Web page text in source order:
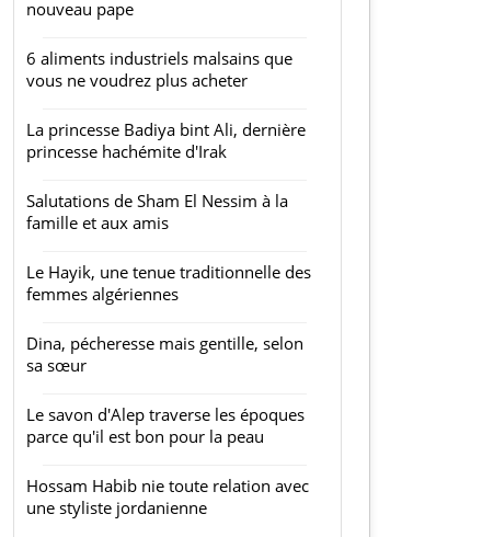
nouveau pape
6 aliments industriels malsains que
vous ne voudrez plus acheter
La princesse Badiya bint Ali, dernière
princesse hachémite d'Irak
Salutations de Sham El Nessim à la
famille et aux amis
Le Hayik, une tenue traditionnelle des
femmes algériennes
Dina, pécheresse mais gentille, selon
sa sœur
Le savon d'Alep traverse les époques
parce qu'il est bon pour la peau
Hossam Habib nie toute relation avec
une styliste jordanienne